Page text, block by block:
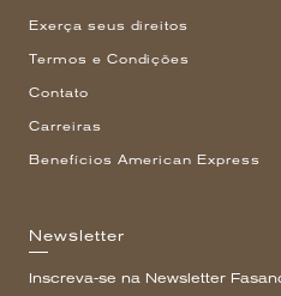
Exerça seus direitos
Termos e Condições
Contato
Carreiras
Benefícios American Express
Newsletter
Inscreva-se na Newsletter